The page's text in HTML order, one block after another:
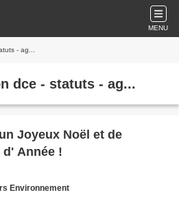
MENU
- ag...
dce - statuts - ag...
Joyeux Noël et de
Année !
Environnement